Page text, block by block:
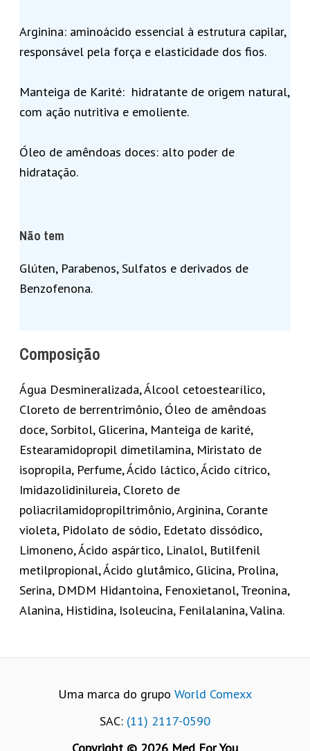
Arginina: aminoácido essencial à estrutura capilar,
responsável pela força e elasticidade dos fios.
Manteiga de Karité: hidratante de origem natural,
com ação nutritiva e emoliente.
Óleo de amêndoas doces: alto poder de
hidratação.
Não tem
Glúten, Parabenos, Sulfatos e derivados de
Benzofenona.
Composição
Água Desmineralizada, Álcool cetoestearílico,
Cloreto de berrentrimônio, Óleo de amêndoas
doce, Sorbitol, Glicerina, Manteiga de karité,
Estearamidopropil dimetilamina, Miristato de
isopropila, Perfume, Ácido láctico, Ácido cítrico,
Imidazolidinilureia, Cloreto de
poliacrilamidopropiltrimônio, Arginina, Corante
violeta, Pidolato de sódio, Edetato dissódico,
Limoneno, Ácido aspártico, Linalol, Butilfenil
metilpropional, Ácido glutâmico, Glicina, Prolina,
Serina, DMDM Hidantoina, Fenoxietanol, Treonina,
Alanina, Histidina, Isoleucina, Fenilalanina, Valina.
Uma marca do grupo World Comexx
SAC: (11) 2117-0590
Copyright © 2026 Med For You